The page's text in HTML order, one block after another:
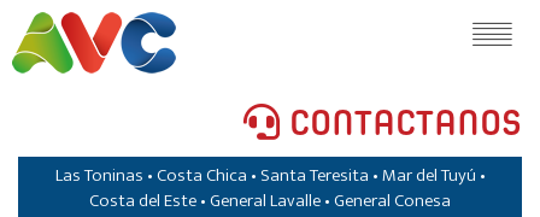
CONTACTANOS
Las Toninas • Costa Chica • Santa Teresita • Mar del Tuyú •
Costa del Este • General Lavalle • General Conesa